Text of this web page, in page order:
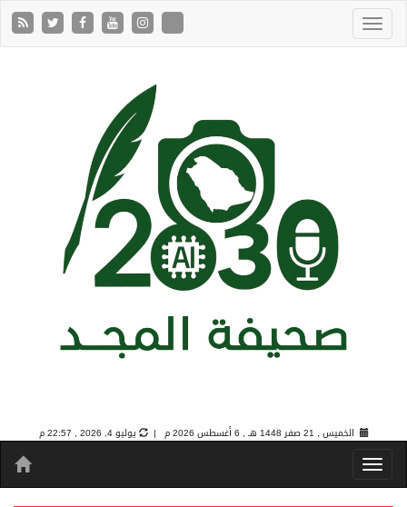
الخميس , 21 صفر 1448 هـ , 6 أغسطس 2026 م | يوليو 4, 2026 , 22:57 م